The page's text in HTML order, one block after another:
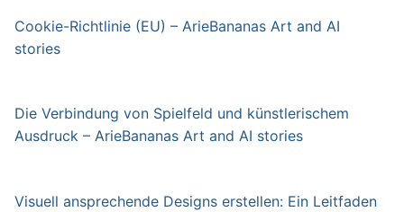
Cookie-Richtlinie (EU) – ArieBananas Art and AI
stories
Die Verbindung von Spielfeld und künstlerischem
Ausdruck – ArieBananas Art and AI stories
Visuell ansprechende Designs erstellen: Ein Leitfaden